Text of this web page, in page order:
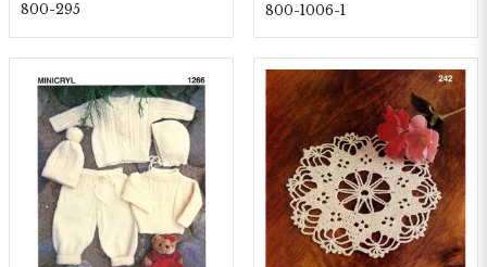
800-295 800-1006-1